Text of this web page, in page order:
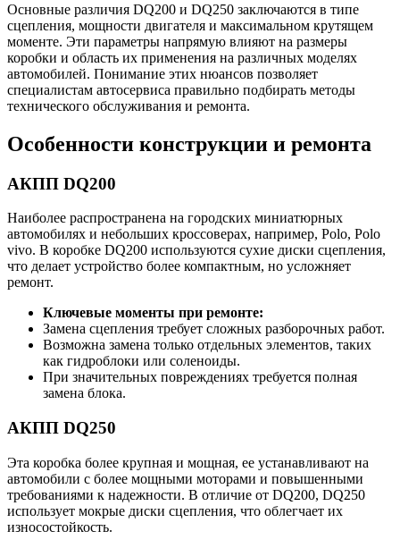
Основные различия DQ200 и DQ250 заключаются в типе
сцепления, мощности двигателя и максимальном крутящем
моменте. Эти параметры напрямую влияют на размеры
коробки и область их применения на различных моделях
автомобилей. Понимание этих нюансов позволяет
специалистам автосервиса правильно подбирать методы
технического обслуживания и ремонта.
Особенности конструкции и ремонта
АКПП DQ200
Наиболее распространена на городских миниатюрных
автомобилях и небольших кроссоверах, например, Polo, Polo
vivo. В коробке DQ200 используются сухие диски сцепления,
что делает устройство более компактным, но усложняет
ремонт.
Ключевые моменты при ремонте:
Замена сцепления требует сложных разборочных работ.
Возможна замена только отдельных элементов, таких
как гидроблоки или соленоиды.
При значительных повреждениях требуется полная
замена блока.
АКПП DQ250
Эта коробка более крупная и мощная, ее устанавливают на
автомобили с более мощными моторами и повышенными
требованиями к надежности. В отличие от DQ200, DQ250
использует мокрые диски сцепления, что облегчает их
износостойкость.